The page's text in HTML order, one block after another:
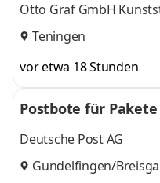
Otto Graf GmbH
Teningen
vor etwa 18 Stunden
Postbote für
Deutsche Post AG
Gundelfingen/